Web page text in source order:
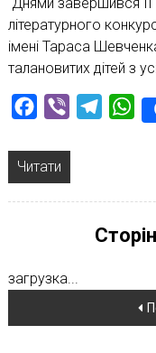
літературного
імені Тараса
талановитих дітей з
Facebook
Viber
Читати
загрузка...